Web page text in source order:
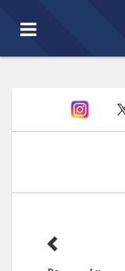
Toggle
navigation